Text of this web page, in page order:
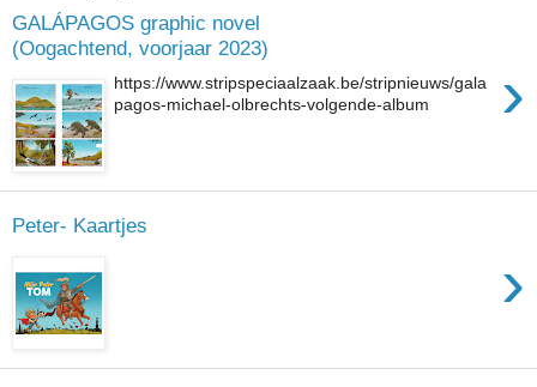
GALÁPAGOS graphic novel
(Oogachtend, voorjaar 2023)
›
https://www.stripspeciaalzaak.be/stripnieuws/gala
pagos-michael-olbrechts-volgende-album
Peter- Kaartjes
›